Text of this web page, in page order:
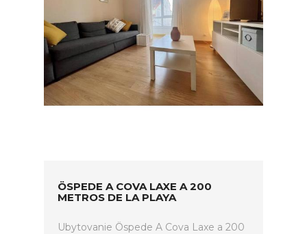
ÖSPEDE A COVA LAXE A 200
METROS DE LA PLAYA
Ubytovanie Öspede A Cova Laxe a 200